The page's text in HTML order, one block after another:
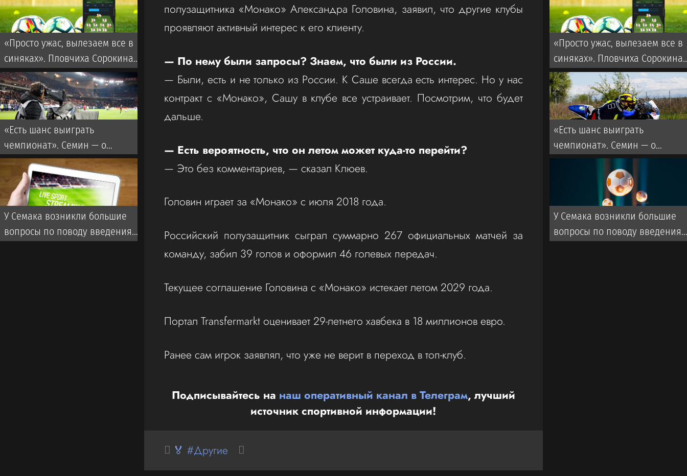
полузащитника «Монако» Александра Головина, заявил, что другие клубы
проявляют активный интерес к его клиенту.
— По нему были запросы? Знаем, что были из России.
— Были, есть и не только из России. К Саше всегда есть интерес. Но у нас
контракт с «Монако», Сашу в клубе все устраивает. Посмотрим, что будет
дальше.
— Есть вероятность, что он летом может куда-то перейти?
— Это без комментариев, — сказал Клюев.
Головин играет за «Монако» с июля 2018 года.
Российский полузащитник сыграл суммарно 267 официальных матчей за
команду, забил 39 голов и оформил 46 голевых передач.
Текущее соглашение Головина с «Монако» истекает летом 2029 года.
Портал Transfermarkt оценивает 29-летнего хавбека в 18 миллионов евро.
Ранее сам игрок заявлял, что уже не верит в переход в топ-клуб.
Подписывайтесь на наш оперативный канал в Телеграм, лучший
источник спортивной информации!
🏅 #Другие
«Просто ужас, вылезаем все в
синяках». Пловчиха Сорокина
— о драках в воде
«Есть шанс выиграть
чемпионат». Семин — о
переходе Даку в «Спартак»
У Семака возникли большие
вопросы по поводу введения
«Просто ужас, вылезаем все в
синяках». Пловчиха Сорокина
— о драках в воде
«Есть шанс выиграть
чемпионат». Семин — о
переходе Даку в «Спартак»
У Семака возникли большие
вопросы по поводу введения